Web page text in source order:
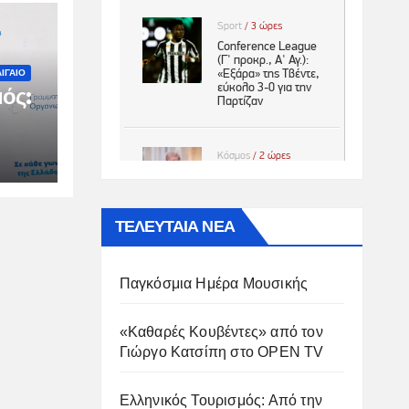
ΤΕΛΕΥΤΑΙΑ ΝΕΑ
Παγκόσμια Ημέρα Μουσικής
«Καθαρές Κουβέντες» από τον
Γιώργο Κατσίπη στο OPEN TV
Ελληνικός Τουρισμός: Από την